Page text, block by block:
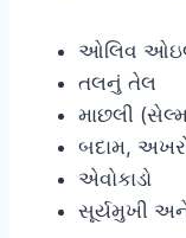
ઓલિવ
તલનું તેલ
માછલી
બદામ,
એવોકાડો
સૂર્યમુખી